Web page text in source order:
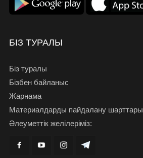
БІЗ ТУРАЛЫ
Біз туралы
Бізбен байланыс
Жарнама
Материалдарды пайдалану шарттары
Әлеуметтік желілеріміз: